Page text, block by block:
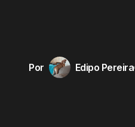
Por Edipo Pereira